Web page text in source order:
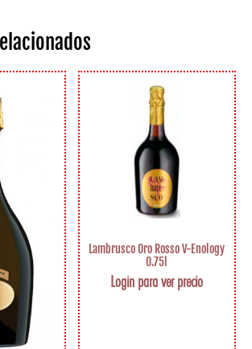
Lambrusco Oro Rosso V-Enology
0.75l
Login para ver precio